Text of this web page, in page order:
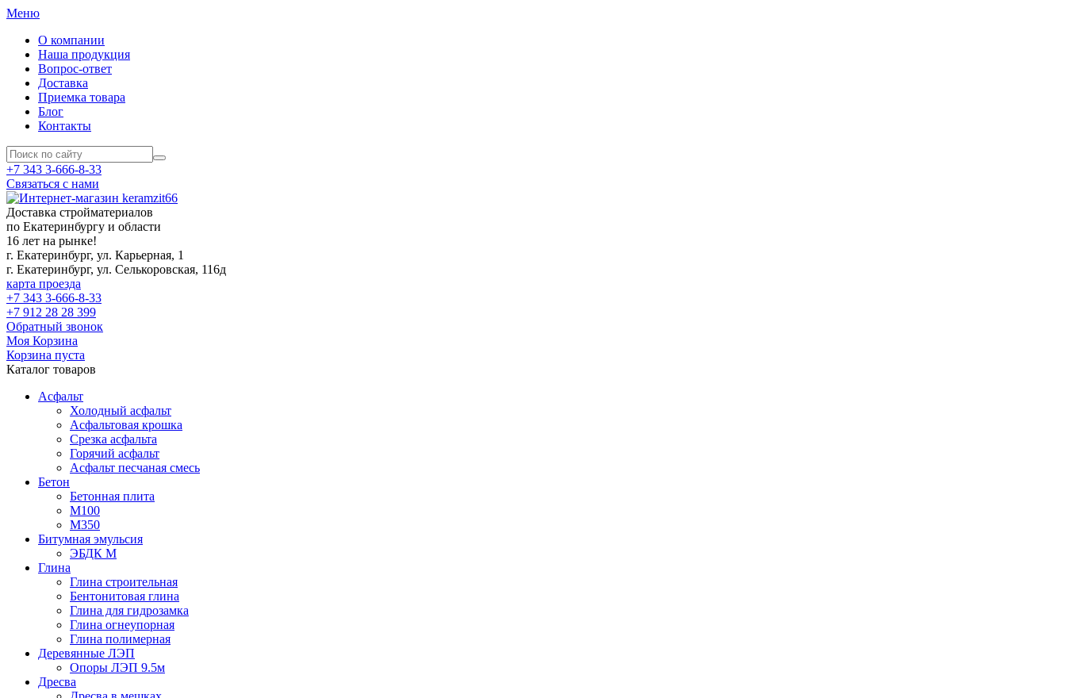
Меню
О компании
Наша продукция
Вопрос-ответ
Доставка
Приемка товара
Блог
Контакты
+7 343 3-666-8-33
Связаться с нами
Доставка стройматериалов
по Екатеринбургу и области
16 лет на рынке!
г. Екатеринбург, ул. Карьерная, 1
г. Екатеринбург, ул. Селькоровская, 116д
карта проезда
+7 343 3-666-8-33
+7 912 28 28 399
Обратный звонок
Моя Корзина
Корзина пуста
Каталог товаров
Асфальт
Холодный асфальт
Асфальтовая крошка
Срезка асфальта
Горячий асфальт
Асфальт песчаная смесь
Бетон
Бетонная плита
М100
М350
Битумная эмульсия
ЭБДК М
Глина
Глина строительная
Бентонитовая глина
Глина для гидрозамка
Глина огнеупорная
Глина полимерная
Деревянные ЛЭП
Опоры ЛЭП 9.5м
Дресва